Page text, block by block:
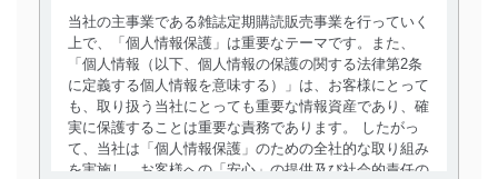
当社の主事業である雑誌定期購読販売事業を行っていく
上で、「個人情報保護」は重要なテーマです。また、
「個人情報（以下、個人情報の保護の関する法律第2条
に定義する個人情報を意味する）」は、お客様にとって
も、取り扱う当社にとっても重要な情報資産であり、確
実に保護することは重要な責務であります。 したがっ
て、当社は「個人情報保護」のための全社的な取り組み
を実施し、お客様への「安心」の提供及び社会的責任の